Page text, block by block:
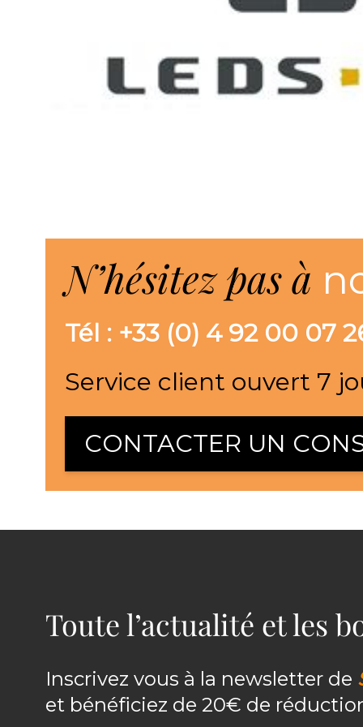
N’hésitez pas à
Tél : +33 (0) 4 92 00 07
Service client ouvert 7
CONTACTER UN
Toute l’actualité et les
Inscrivez vous à la newsletter de
et bénéficiez de 20€ de